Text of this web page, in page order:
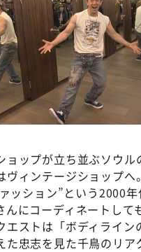
ョップが立ち並ぶソウル
ヴィンテージショップへ
ッション”という2000
んにコーディネートして
エストは「ボディライン
た忠志を見た千鳥のリ